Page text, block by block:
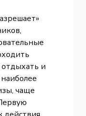
и
чаще